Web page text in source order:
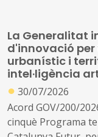
La Generalitat
d'innovació
urbanístic i
intel·ligència
● 30/07/2026
Acord GOV/200/
cinquè Programa